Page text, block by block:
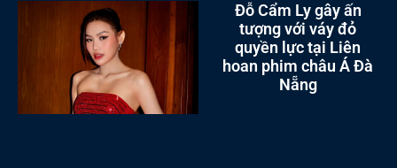
Đỗ Cẩm Ly gây ấn
tượng với váy đỏ
quyền lực tại Liên
hoan phim châu Á Đà
Nẵng